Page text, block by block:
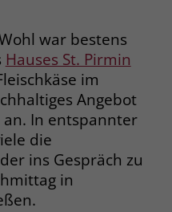
war bestens
Hauses St. Pirmin
im
Angebot
In entspannter
die
ins Gespräch zu
in
by Cloudflare, is used to
Bot Management.
User-ID.